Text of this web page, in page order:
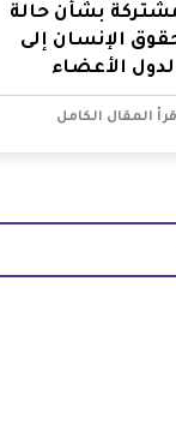
بشأن حالة
الإنسان إلى
الأعضاء
في مجلس
الإنسان التابع
المقال الكامل